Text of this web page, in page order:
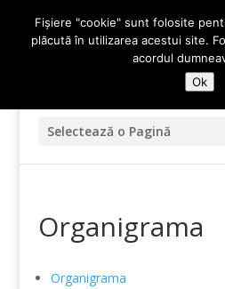
Selectează o Pagină
Organigrama
Organigrama
Fișiere "cookie" sunt folosite
plăcută în utilizarea acestui site.
acordul
Ok